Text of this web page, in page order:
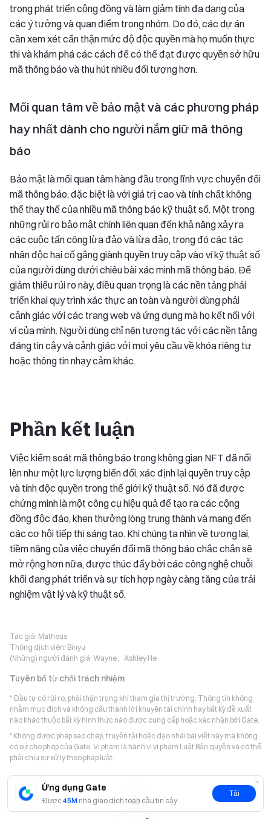
Ứng dụng Gate
Được45M nhà giao dịch toàn cầu tin cậy
Tải
trong phát triển cộng đồng và làm giảm tính đa dạng của
các ý tưởng và quan điểm trong nhóm. Do đó, các dự án
cần xem xét cẩn thận mức độ độc quyền mà họ muốn thực
thi và khám phá các cách để có thể đạt được quyền sở hữu
mã thông báo và thu hút nhiều đối tượng hơn.
Mối quan tâm về bảo mật và các phương pháp
hay nhất dành cho người nắm giữ mã thông
báo
Bảo mật là mối quan tâm hàng đầu trong lĩnh vực chuyển đổi
mã thông báo, đặc biệt là với giá trị cao và tính chất không
thể thay thế của nhiều mã thông báo kỹ thuật số. Một trong
những rủi ro bảo mật chính liên quan đến khả năng xảy ra
các cuộc tấn công lừa đảo và lừa đảo, trong đó các tác
nhân độc hại cố gắng giành quyền truy cập vào ví kỹ thuật số
của người dùng dưới chiêu bài xác minh mã thông báo. Để
giảm thiểu rủi ro này, điều quan trọng là các nền tảng phải
triển khai quy trình xác thực an toàn và người dùng phải
cảnh giác với các trang web và ứng dụng mà họ kết nối với
ví của mình. Người dùng chỉ nên tương tác với các nền tảng
đáng tin cậy và cảnh giác với mọi yêu cầu về khóa riêng tư
hoặc thông tin nhạy cảm khác.
Phần kết luận
Việc kiểm soát mã thông báo trong không gian NFT đã nổi
lên như một lực lượng biến đổi, xác định lại quyền truy cập
và tính độc quyền trong thế giới kỹ thuật số. Nó đã được
chứng minh là một công cụ hiệu quả để tạo ra các cộng
đồng độc đáo, khen thưởng lòng trung thành và mang đến
các cơ hội tiếp thị sáng tạo. Khi chúng ta nhìn về tương lai,
tiềm năng của việc chuyển đổi mã thông báo chắc chắn sẽ
mở rộng hơn nữa, được thúc đẩy bởi các công nghệ chuỗi
khối đang phát triển và sự tích hợp ngày càng tăng của trải
nghiệm vật lý và kỹ thuật số.
Tác giả: Matheus
Thông dịch viên: Binyu
(Những) người đánh giá: Wayne、Ashley He
Tuyên bố từ chối trách nhiệm
* Đầu tư có rủi ro, phải thận trọng khi tham gia thị trường. Thông tin không
nhằm mục đích và không cấu thành lời khuyên tài chính hay bất kỳ đề xuất
nào khác thuộc bất kỳ hình thức nào được cung cấp hoặc xác nhận bởi Gate.
* Không được phép sao chép, truyền tải hoặc đạo nhái bài viết này mà không
có sự cho phép của Gate. Vi phạm là hành vi vi phạm Luật Bản quyền và có thể
phải chịu sự xử lý theo pháp luật.